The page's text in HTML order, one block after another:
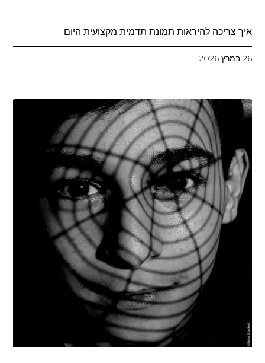
איך צריכה להיראות תמונת תדמית מקצועית היום
26 במרץ 2026